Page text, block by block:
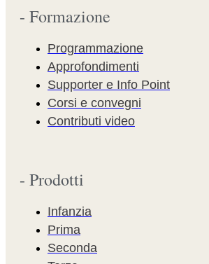
- Formazione
Programmazione
Approfondimenti
Supporter e Info Point
Corsi e convegni
Contributi video
- Prodotti
Infanzia
Prima
Seconda